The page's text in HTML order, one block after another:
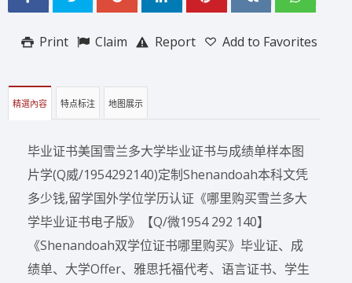
Add to Favorites
Report
Claim
Print
精選內容 特点标注 地图展示
毕业证书美国雪兰多大学毕业证书与成绩单样本图
片学(Q威/1954292140)定制Shenandoah本科文凭
多少钱,留学国外学位学历认证《哪里购买雪兰多大
学毕业证书电子版》【Q/微1954 292 140】
《Shenandoah双学位证书哪里购买》毕业证、成
绩单、大学Offer、雅思托福代考、语言证书、学生